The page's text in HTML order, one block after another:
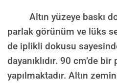
Altın yüzeye baskı
parlak görünüm ve lüks
de iplikli dokusu
dayanıklıdır. 90 cm’de
yapılmaktadır. Altın